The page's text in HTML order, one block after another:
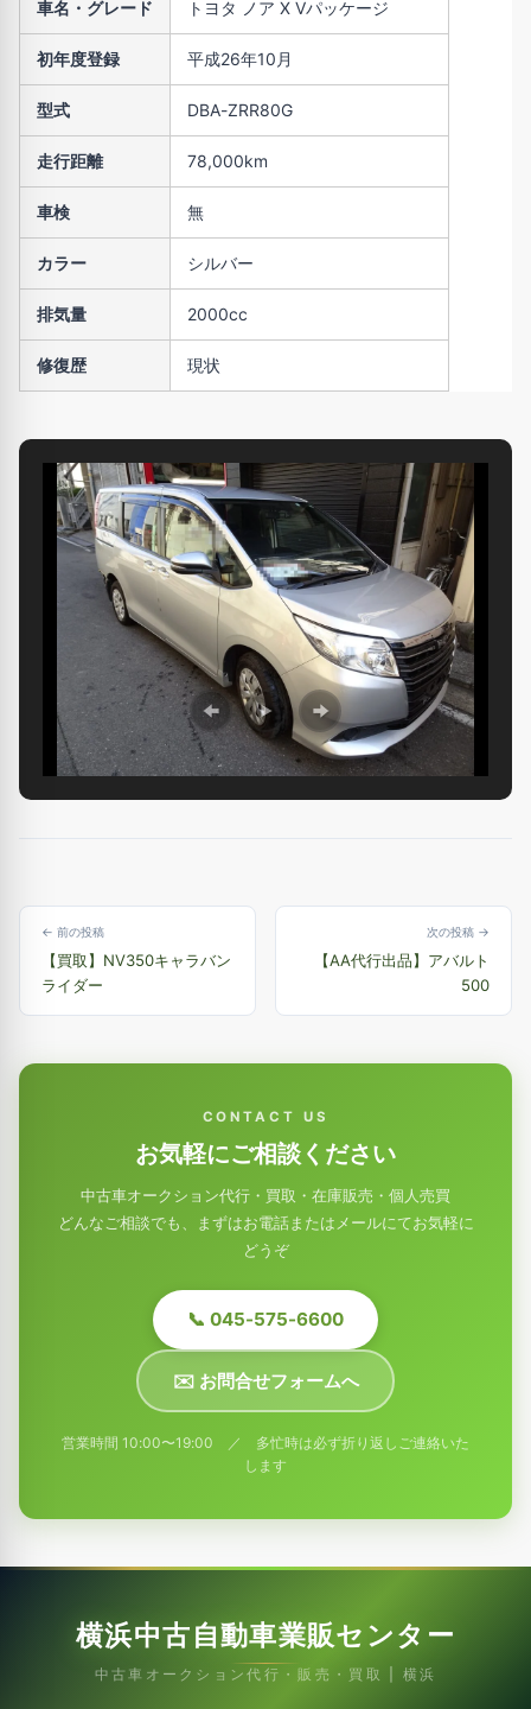
車名・グレード トヨタ ノア X Vパッケージ
初年度登録 平成26年10月
型式 DBA-ZRR80G
走行距離 78,000km
車検 無
カラー シルバー
排気量 2000cc
修復歴 現状
← 前の投稿
【買取】NV350キャラバン
ライダー
次の投稿 →
【AA代行出品】アバルト
500
CONTACT US
お気軽にご相談ください
中古車オークション代行・買取・在庫販売・個人売買
どんなご相談でも、まずはお電話またはメールにてお気軽に
どうぞ
📞 045-575-6600
✉️ お問合せフォームへ
営業時間 10:00〜19:00 ／ 多忙時は必ず折り返しご連絡いた
します
横浜中古自動車業販センター
中古車オークション代行・販売・買取 | 横浜